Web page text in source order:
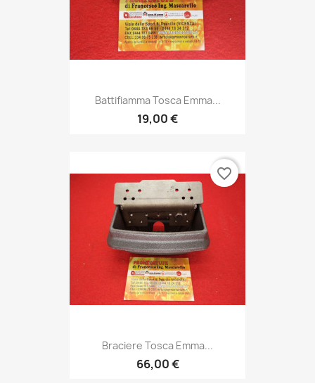
Battifiamma Tosca Emma...
19,00 €
Braciere Tosca Emma...
66,00 €
favorite_border